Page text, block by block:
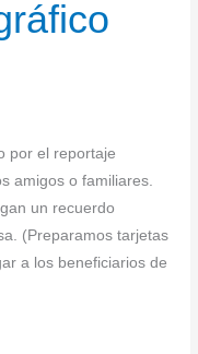
por el reportaje
amigos o familiares.
un recuerdo
(Preparamos tarjetas
a los beneficiarios de